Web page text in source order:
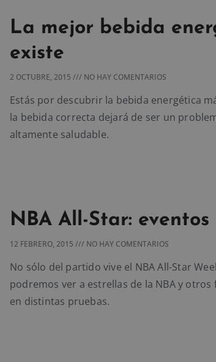
La mejor bebida
existe
2 OCTUBRE, 2015 NO HAY COMENTARIOS
Estás por descubrir la bebida energética
la bebida correcta dejará de ser un
altamente saludable.
NBA All-Star: eventos
12 FEBRERO, 2015 NO HAY COMENTARIOS
No sólo del partido vive el NBA All-Star
podremos ver a estrellas de la NBA y
en distintas pruebas.